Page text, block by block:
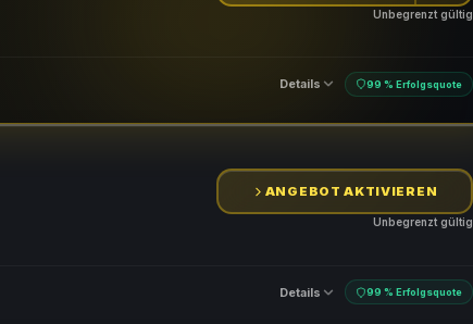
Unbegrenzt gültig
Details 99 % Erfolgsquote
ANGEBOT AKTIVIEREN
Unbegrenzt gültig
Details 99 % Erfolgsquote